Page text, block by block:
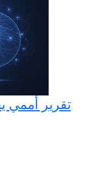
تقرير أممي